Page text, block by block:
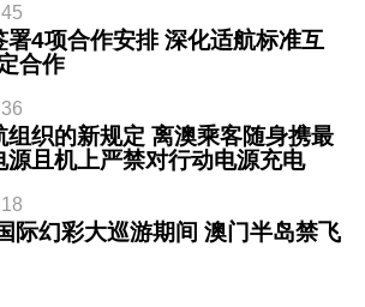
署4项合作安排 深化适航标准互
合作
组织的新规定 离澳乘客随身携最
源且机上严禁对行动电源充电
际幻彩大巡游期间 澳门半岛禁飞